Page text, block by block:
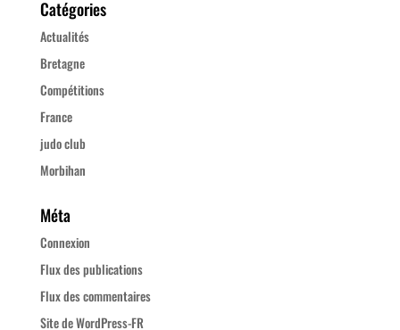
Catégories
Actualités
Bretagne
Compétitions
France
judo club
Morbihan
Méta
Connexion
Flux des publications
Flux des commentaires
Site de WordPress-FR